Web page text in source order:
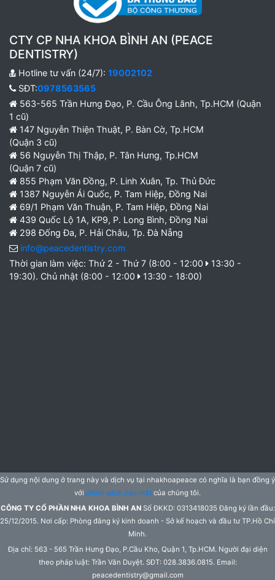
CTY CP NHA KHOA BÌNH AN (PEACE
DENTISTRY)
Hotline tư vấn (24/7): 19002102
SĐT:0978563565
563-565 Trần Hưng Đạo, P. Cầu Ông Lãnh, Tp.HCM (Quận
1 cũ)
147 Nguyễn Thiện Thuật, P. Bàn Cờ, Tp.HCM
(Quận 3 cũ)
56 Nguyễn Thị Thập, P. Tân Hưng, Tp.HCM
(Quận 7 cũ)
855 Phạm Văn Đồng, P. Linh Xuân, Tp. Thủ Đức
1387 Nguyễn Ái Quốc, P. Tam Hiệp, Đồng Nai
69/1 Phạm Văn Thuận, P. Tam Hiệp, Đồng Nai
439 Quốc Lộ 1A, KP9, P. Long Bình, Đồng Nai
298 Đống Đa, P. Hải Châu, Tp. Đà Nẵng
info@peacedentistry.com
Thời gian làm việc: Thứ 2 - Thứ 7 (8:00 - 12:00
13:30 -
19:30). Chủ nhật (8:00 - 12:00
13:30 - 18:00)
Sử dụng nội dung ở trang này và dịch vụ tại nhakhoapeace có nghĩa là bạn đồng ý
với chính sách bảo mật của chúng tôi.
CÔNG TY CỔ PHẦN NHA KHOA BÌNH ANSố ĐKKD: 0313418035 Đăng ký lần đầu:
25/12/2015. Nơi cấp: Phòng đăng ký kinh doanh - Sở kế hoạch và đầu tư TP.Hồ Chí
Minh.
Địa chỉ: 563 - 565 Trần Hưng Đạo, P.Cầu Kho, Quận 1, Tp.HCM. Người đại diện
theo pháp luật: Trần Văn Duyệt. SĐT: 028.3836.0815. Email:
peacedentistry@gmail.com